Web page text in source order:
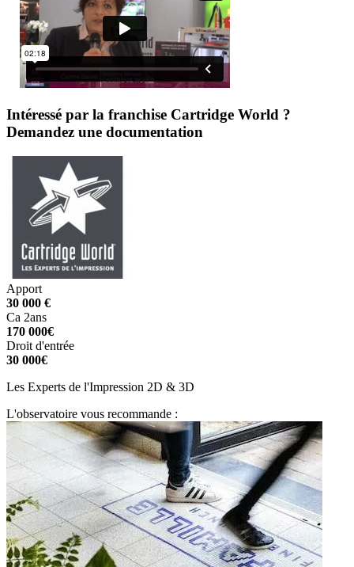
Intéressé par la franchise Cartridge World ?
Demandez une documentation
Apport
30 000 €
Ca 2ans
170 000€
Droit d'entrée
30 000€
Les Experts de l'Impression 2D & 3D
L'observatoire vous recommande :